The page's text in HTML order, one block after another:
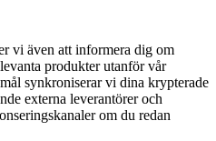
vi även att informera dig om
produkter utanför vår
synkroniserar vi dina krypterade
externa leverantörer och
om du redan